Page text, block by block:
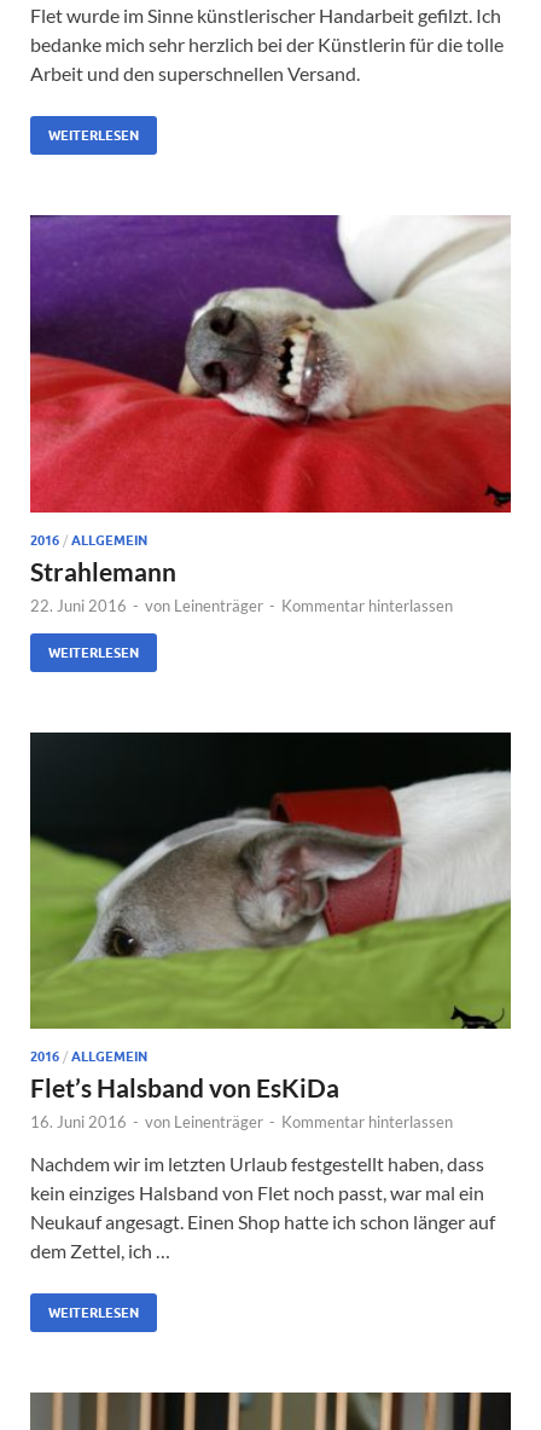
Flet wurde im Sinne künstlerischer Handarbeit gefilzt. Ich
bedanke mich sehr herzlich bei der Künstlerin für die tolle
Arbeit und den superschnellen Versand.
WEITERLESEN
2016 / ALLGEMEIN
Strahlemann
22. Juni 2016 - von Leinenträger - Kommentar hinterlassen
WEITERLESEN
2016 / ALLGEMEIN
Flet’s Halsband von EsKiDa
16. Juni 2016 - von Leinenträger - Kommentar hinterlassen
Nachdem wir im letzten Urlaub festgestellt haben, dass
kein einziges Halsband von Flet noch passt, war mal ein
Neukauf angesagt. Einen Shop hatte ich schon länger auf
dem Zettel, ich …
WEITERLESEN